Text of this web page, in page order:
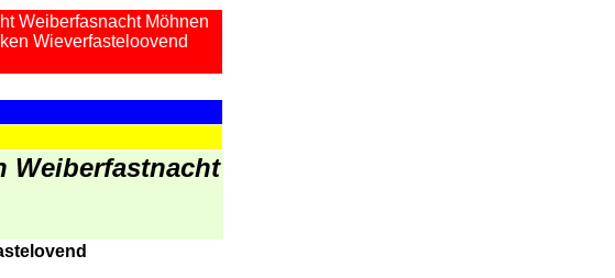
Weiberfasnacht Möhnen
Wieverfasteloovend
Weiberfastnacht